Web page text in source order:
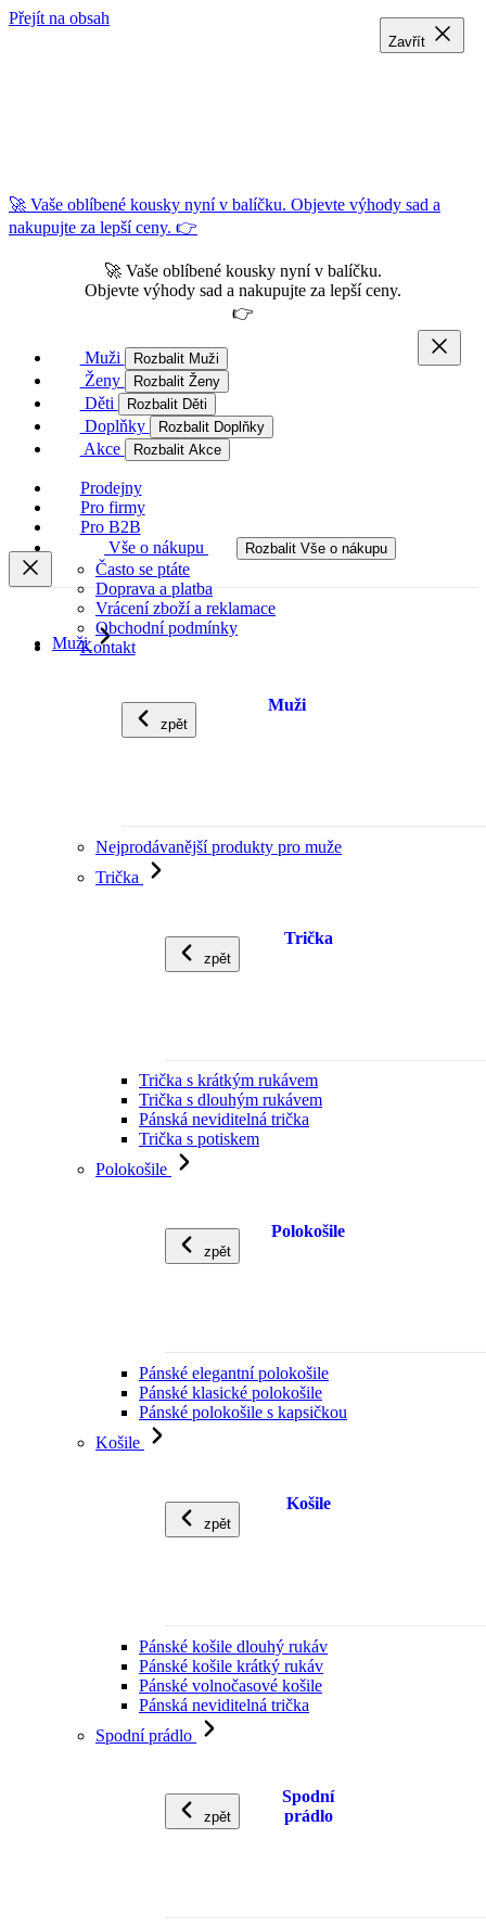
Přejít na obsah
🚀 Vaše oblíbené kousky nyní v balíčku. Objevte výhody sad a
nakupujte za lepší ceny. 👉
🚀 Vaše oblíbené kousky nyní v balíčku.
Objevte výhody sad a nakupujte za lepší ceny.
👉
Muži Rozbalit Muži
Ženy Rozbalit Ženy
Děti Rozbalit Děti
Doplňky Rozbalit Doplňky
Akce Rozbalit Akce
Prodejny
Pro firmy
Pro B2B
Vše o nákupu
Rozbalit Vše o nákupu
Často se ptáte
Doprava a platba
Vrácení zboží a reklamace
Obchodní podmínky
Kontakt
Muži
zpět
Muži
Nejprodávanější produkty pro muže
Trička
zpět
Trička
Trička s krátkým rukávem
Trička s dlouhým rukávem
Pánská neviditelná trička
Trička s potiskem
Polokošile
zpět
Polokošile
Pánské elegantní polokošile
Pánské klasické polokošile
Pánské polokošile s kapsičkou
Košile
zpět
Košile
Pánské košile dlouhý rukáv
Pánské košile krátký rukáv
Pánské volnočasové košile
Pánská neviditelná trička
Spodní prádlo
zpět
Spodní
prádlo
Zavřít
Zavřít
Zavřít